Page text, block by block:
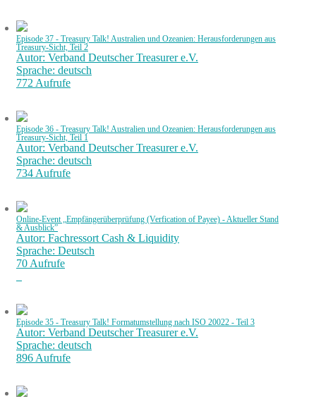
Episode 37 - Treasury Talk! Australien und Ozeanien: Herausforderungen aus
Treasury-Sicht, Teil 2
Autor: Verband Deutscher Treasurer e.V.
Sprache: deutsch
772 Aufrufe
Episode 36 - Treasury Talk! Australien und Ozeanien: Herausforderungen aus
Treasury-Sicht, Teil 1
Autor: Verband Deutscher Treasurer e.V.
Sprache: deutsch
734 Aufrufe
Online-Event „Empfängerüberprüfung (Verfication of Payee) - Aktueller Stand
& Ausblick”
Autor: Fachressort Cash & Liquidity
Sprache: Deutsch
70 Aufrufe
Episode 35 - Treasury Talk! Formatumstellung nach ISO 20022 - Teil 3
Autor: Verband Deutscher Treasurer e.V.
Sprache: deutsch
896 Aufrufe